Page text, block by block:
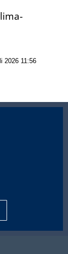
2026 11:56